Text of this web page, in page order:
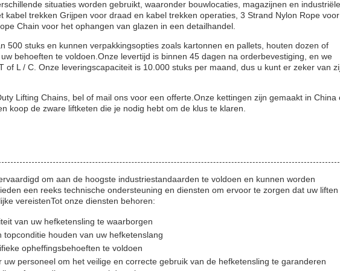
situaties worden gebruikt, waaronder bouwlocaties, magazijnen en industriële
kabel trekken Grijpen voor draad en kabel trekken operaties, 3 Strand Nylon Rope voor
Chain voor het ophangen van glazen in een detailhandel.
500 stuks en kunnen verpakkingsopties zoals kartonnen en pallets, houten dozen of
behoeften te voldoen.Onze levertijd is binnen 45 dagen na orderbevestiging, en we
L / C. Onze leveringscapaciteit is 10.000 stuks per maand, dus u kunt er zeker van
Lifting Chains, bel of mail ons voor een offerte.Onze kettingen zijn gemaakt in China
koop de zware liftketen die je nodig hebt om de klus te klaren.
om aan de hoogste industriestandaarden te voldoen en kunnen worden
een reeks technische ondersteuning en diensten om ervoor te zorgen dat uw liften
vereistenTot onze diensten behoren:
van uw hefketensling te waarborgen
houden van uw hefketenslang
opheffingsbehoeften te voldoen
personeel om het veilige en correcte gebruik van de hefketensling te garanderen